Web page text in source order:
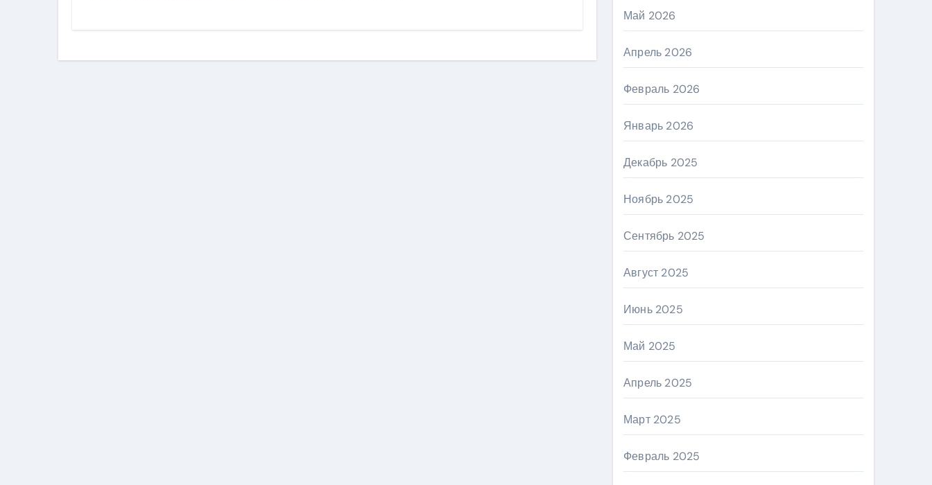
Май 2026
Апрель 2026
Февраль 2026
Январь 2026
Декабрь 2025
Ноябрь 2025
Сентябрь 2025
Август 2025
Июнь 2025
Май 2025
Апрель 2025
Март 2025
Февраль 2025